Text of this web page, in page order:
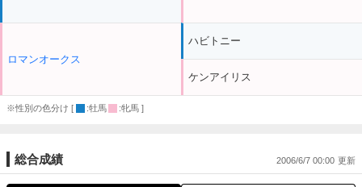
ロマンオークス
ハビトニー
ケンアイリス
※性別の色分け [ :牡馬 :牝馬 ]
総合成績 2006/6/7 00:00